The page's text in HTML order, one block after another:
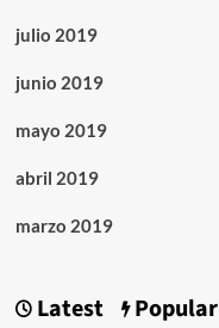
julio 2019
junio 2019
mayo 2019
abril 2019
marzo 2019
Latest Popular